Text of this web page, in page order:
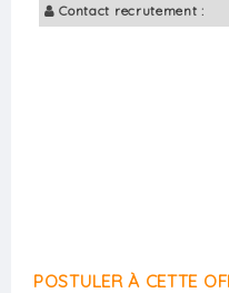
Contact recrutement :
POSTULER À CETTE